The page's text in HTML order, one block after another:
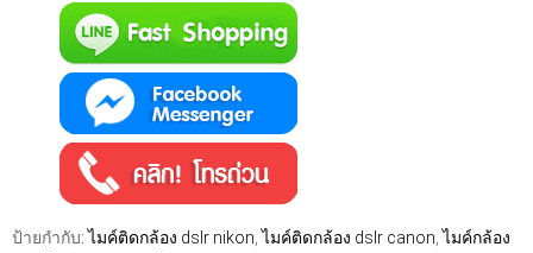
ป้ายกำกับ: ไมค์ติดกล้อง dslr nikon ,ไมค์ติดกล้อง dslr canon ,ไมค์กล้อง